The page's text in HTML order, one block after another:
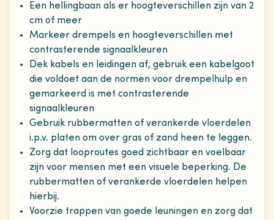
Een hellingbaan als er hoogteverschillen zijn van 2
cm of meer
Markeer drempels en hoogteverschillen met
contrasterende signaalkleuren
Dek kabels en leidingen af, gebruik een kabelgoot
die voldoet aan de normen voor drempelhulp en
gemarkeerd is met contrasterende
signaalkleuren
Gebruik rubbermatten of verankerde vloerdelen
i.p.v. platen om over gras of zand heen te leggen.
Zorg dat looproutes goed zichtbaar en voelbaar
zijn voor mensen met een visuele beperking. De
rubbermatten of verankerde vloerdelen helpen
hierbij.
Voorzie trappen van goede leuningen en zorg dat